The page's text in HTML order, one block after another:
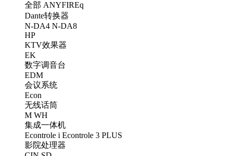
全部 ANYFIREq
Dante转换器
N-DA4 N-DA8
HP
KTV效果器
EK
数字调音台
EDM
会议系统
Econ
无线话筒
M WH
集成一体机
Econtrole i Econtrole 3 PLUS
影院处理器